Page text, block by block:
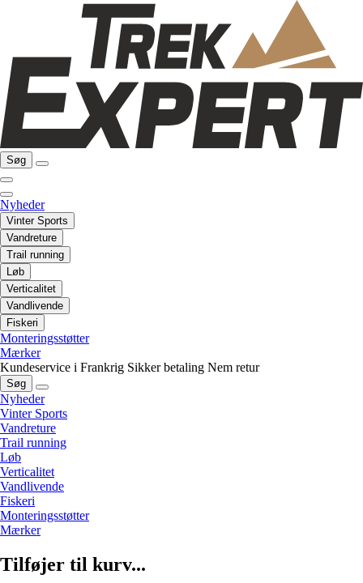
Søg
Nyheder
Vinter Sports
Vandreture
Trail running
Løb
Verticalitet
Vandlivende
Fiskeri
Monteringsstøtter
Mærker
Kundeservice i Frankrig Sikker betaling Nem retur
Søg
Nyheder
Vinter Sports
Vandreture
Trail running
Løb
Verticalitet
Vandlivende
Fiskeri
Monteringsstøtter
Mærker
Tilføjer til kurv...